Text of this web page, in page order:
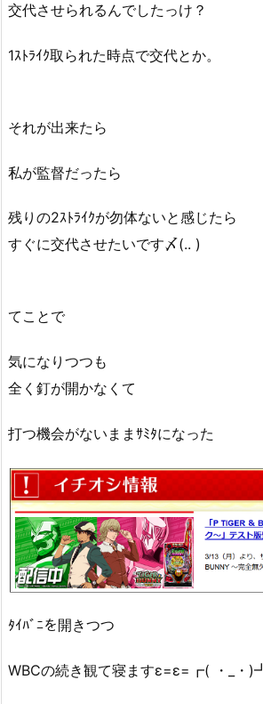
交代させられるんでしたっけ？
1ｽﾄﾗｲｸ取られた時点で交代とか。
それが出来たら
私が監督だったら
残りの2ｽﾄﾗｲｸが勿体ないと感じたら
すぐに交代させたいです〆(.. )
てことで
気になりつつも
全く釘が開かなくて
打つ機会がないままｻﾐﾀになった
ﾀｲﾊﾞﾆを開きつつ
WBCの続き観て寝ますε=ε=┏( ・_・)┛